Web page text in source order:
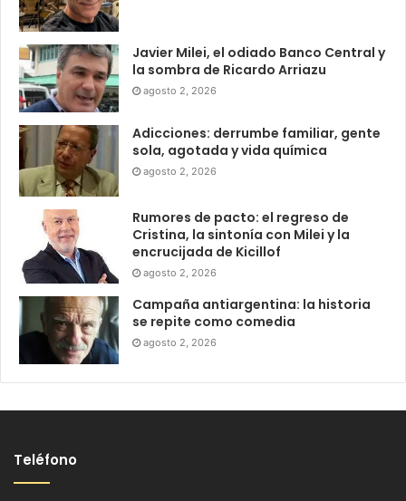
Javier Milei, el odiado Banco Central y
la sombra de Ricardo Arriazu
agosto 2, 2026
Adicciones: derrumbe familiar, gente
sola, agotada y vida química
agosto 2, 2026
Rumores de pacto: el regreso de
Cristina, la sintonía con Milei y la
encrucijada de Kicillof
agosto 2, 2026
Campaña antiargentina: la historia
se repite como comedia
agosto 2, 2026
Teléfono